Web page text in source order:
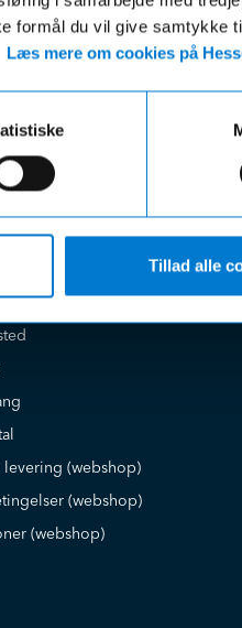
formål du vil give samtykke
Læs mere om cookies på
Tillad alle
online
levering (webshop)
(webshop)
(webshop)